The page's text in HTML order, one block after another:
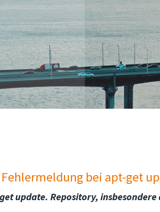
bei apt-get
update. Repository,